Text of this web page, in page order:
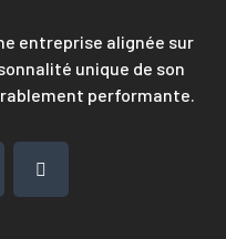
entreprise alignée sur
unique de son
performante.